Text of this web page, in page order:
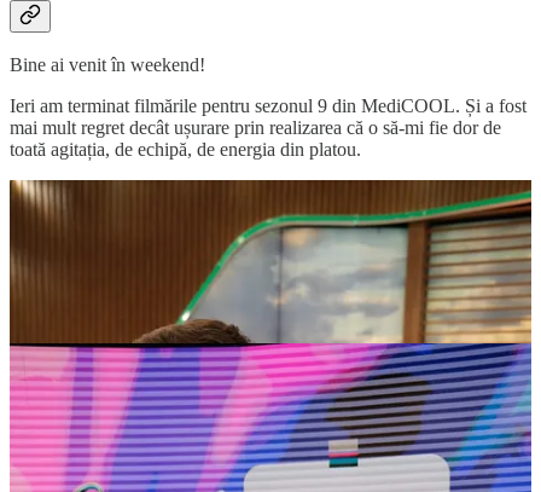
Bine ai venit în weekend!
Ieri am terminat filmările pentru sezonul 9 din MediCOOL. Și a fost
mai mult regret decât ușurare prin realizarea că o să-mi fie dor de
toată agitația, de echipă, de energia din platou.